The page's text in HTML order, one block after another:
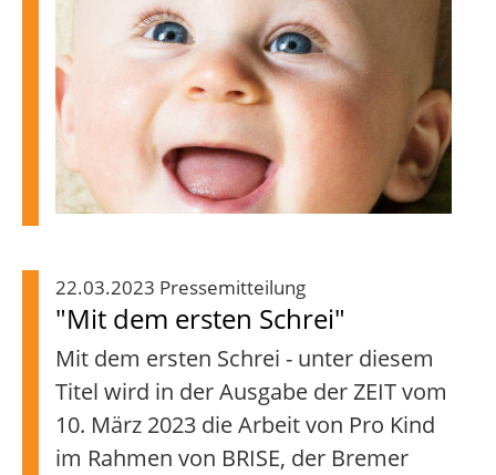
22.03.2023 Pressemitteilung
"Mit dem ersten Schrei"
Mit dem ersten Schrei - unter diesem
Titel wird in der Ausgabe der ZEIT vom
10. März 2023 die Arbeit von Pro Kind
im Rahmen von BRISE, der Bremer